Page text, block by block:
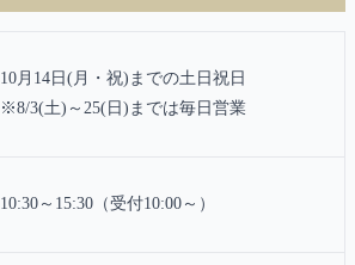
10月14日(月・祝)までの土日祝日
※8/3(土)～25(日)までは毎日営業
10:30～15:30（受付10:00～）